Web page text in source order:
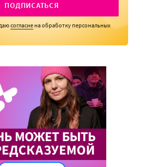
ПОДПИСАТЬСЯ
согласие на обработку персональных